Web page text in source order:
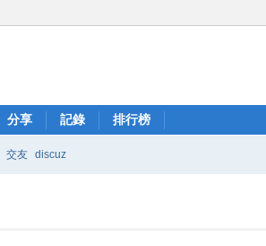
分享 記錄 排行榜
交友 discuz